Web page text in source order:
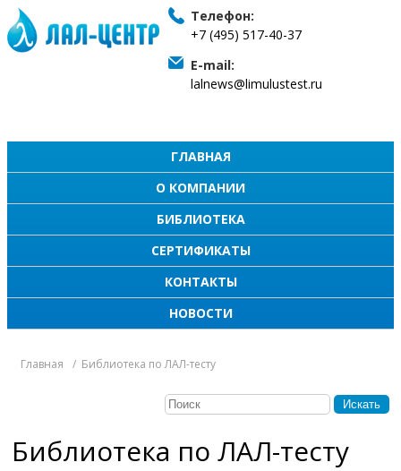
Телефон:
+7 (495) 517-40-37
E-mail:
lalnews@limulustest.ru
ГЛАВНАЯ
О КОМПАНИИ
БИБЛИОТЕКА
СЕРТИФИКАТЫ
КОНТАКТЫ
НОВОСТИ
Главная Библиотека по ЛАЛ-тесту
Искать
Библиотека по ЛАЛ-тесту